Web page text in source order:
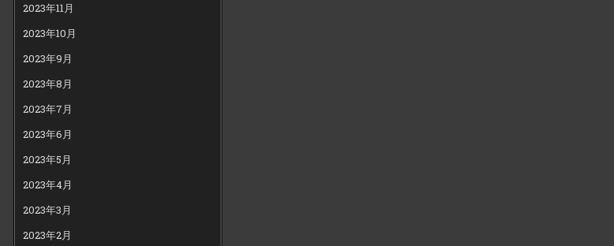
2023年11月
2023年10月
2023年9月
2023年8月
2023年7月
2023年6月
2023年5月
2023年4月
2023年3月
2023年2月